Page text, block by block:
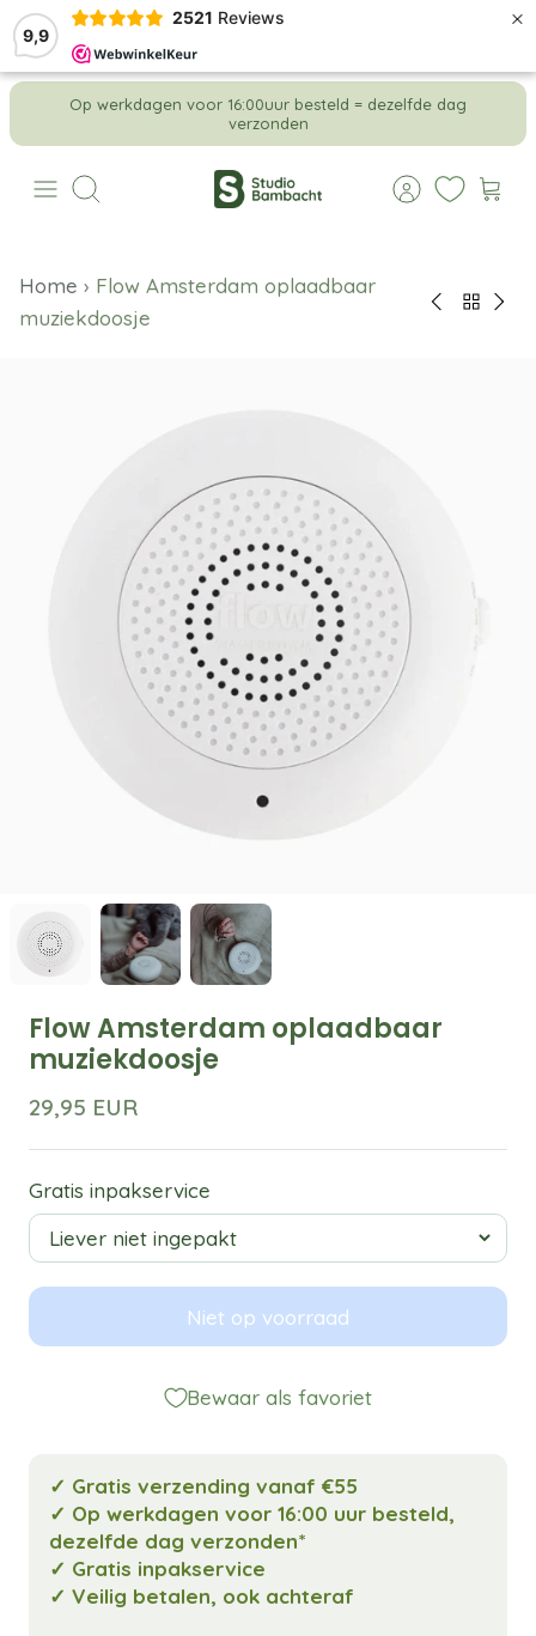
9,9
2521 Reviews ×
Meteen
de
content
Op werkdagen voor 16:00uur besteld = dezelfde dag
verzonden
Zoeken
Home › Flow Amsterdam oplaadbaar
muziekdoosje
Flow Amsterdam oplaadbaar
muziekdoosje
29,95 EUR
Gratis inpakservice
Niet op voorraad
Bewaar als favoriet
✓ Gratis verzending vanaf €55
✓ Op werkdagen voor 16:00 uur besteld,
dezelfde dag verzonden*
✓ Gratis inpakservice
✓ Veilig betalen, ook achteraf